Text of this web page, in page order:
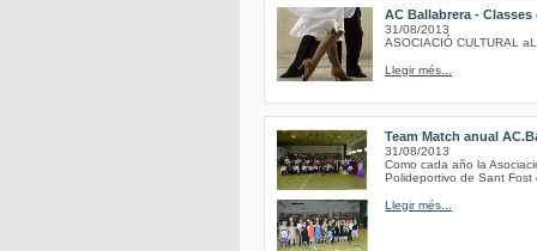
AC Ballabrera -
31/08/2013
ASOCIACIÓ CULTURAL
Llegir més...
Team Match anual
31/08/2013
Como cada año la
Polideportivo de Sant Fost
Llegir més...